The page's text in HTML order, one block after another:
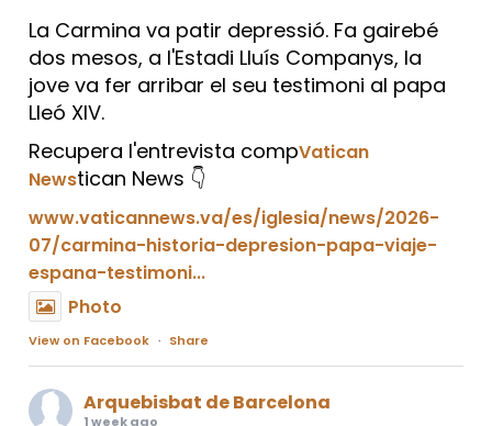
La Carmina va patir depressió. Fa gairebé
dos mesos, a l'Estadi Lluís Companys, la
jove va fer arribar el seu testimoni al papa
Lleó XIV.
Recupera l'entrevista compVatican
Newstican News 👇
www.vaticannews.va/es/iglesia/news/2026-
07/carmina-historia-depresion-papa-viaje-
espana-testimoni...
Photo
View on Facebook · Share
Arquebisbat de Barcelona
1 week ago